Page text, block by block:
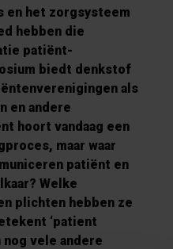
en het zorgsysteem
hebben die
patiënt-
biedt denkstof
als
en andere
hoort vandaag een
maar waar
patiënt en
Welke
plichten hebben ze
‘patient
nog vele andere